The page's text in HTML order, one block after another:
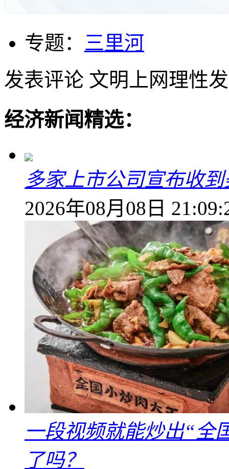
专题： 三里河
发表评论 文明上网理性
经济新闻精选：
多家上市公司宣布收
2026年08月08日
一段视频就能炒出“全
了吗？